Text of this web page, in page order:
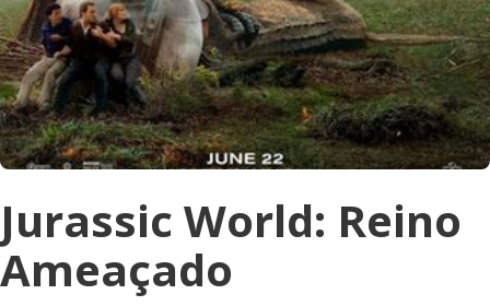
Jurassic World: Reino
Ameaçado